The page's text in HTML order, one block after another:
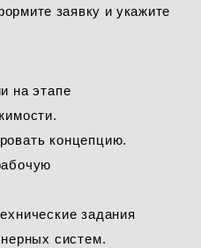
заявку и укажите
на этапе
концепцию.
задания
систем.